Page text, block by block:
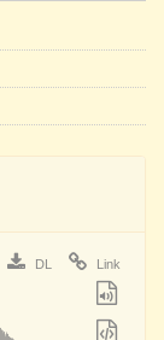
DL Link